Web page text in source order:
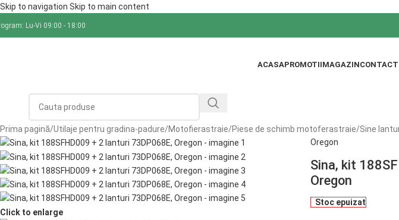
Skip to navigation Skip to main content
Lu-Vi 09:00 - 18:00
ACASAPROMOTIIMAGAZINCONTACT
Prima pagină/Utilaje pentru gradina-padure/Motofierastraie/Piese de schimb motoferastraie/Sine
Click to enlarge
Oregon
Sina, kit
Oregon
Stoc epuizat